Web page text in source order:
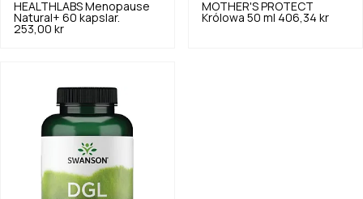
HEALTHLABS Menopause
Natural+ 60 kapslar.
253,00 kr
MOTHER'S PROTECT
Królowa 50 ml 406,34 kr